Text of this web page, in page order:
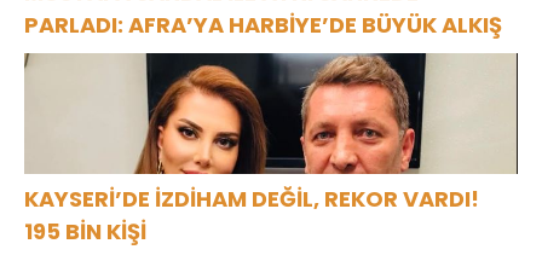
PARLADI: AFRA’YA HARBİYE’DE BÜYÜK ALKIŞ
KAYSERİ’DE İZDİHAM DEĞİL, REKOR VARDI!
195 BİN KİŞİ